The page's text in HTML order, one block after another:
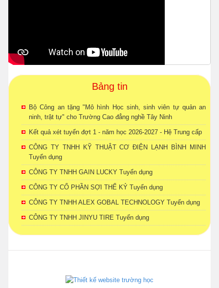
Bảng tin
Bộ Công an tặng "Mô hình Học sinh, sinh viên tự quản an
ninh, trật tự" cho Trường Cao đẳng nghề Tây Ninh
Kết quả xét tuyển đợt 1 - năm học 2026-2027 - Hệ Trung cấp
CÔNG TY TNHH KỸ THUẬT CƠ ĐIỆN LẠNH BÌNH MINH
Tuyển dụng
CÔNG TY TNHH GAIN LUCKY Tuyển dụng
CÔNG TY CỔ PHẦN SỢI THẾ KỶ Tuyển dụng
CÔNG TY TNHH ALEX GOBAL TECHNOLOGY Tuyển dụng
CÔNG TY TNHH JINYU TIRE Tuyển dụng